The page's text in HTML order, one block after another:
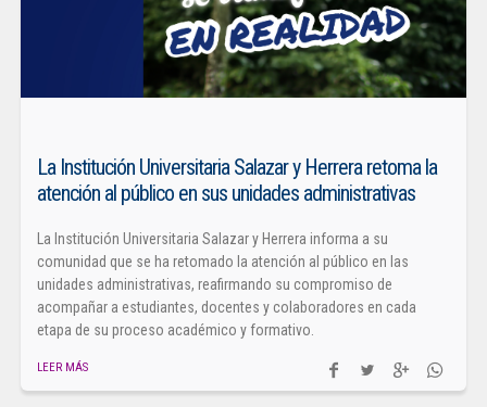
La Institución Universitaria Salazar y Herrera retoma la
atención al público en sus unidades administrativas
La Institución Universitaria Salazar y Herrera informa a su
comunidad que se ha retomado la atención al público en las
unidades administrativas, reafirmando su compromiso de
acompañar a estudiantes, docentes y colaboradores en cada
etapa de su proceso académico y formativo.
LEER MÁS